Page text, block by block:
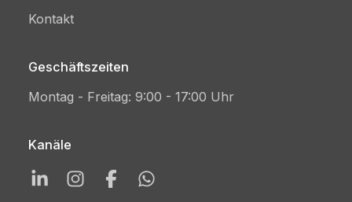
Kontakt
Geschäftszeiten
Montag - Freitag: 9:00 - 17:00 Uhr
Kanäle